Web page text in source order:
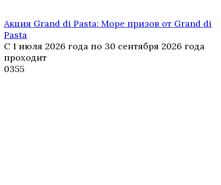
Акция Grand di Pasta: Море призов от Grand di
Pasta
С 1 июля 2026 года по 30 сентября 2026 года
проходит
0355